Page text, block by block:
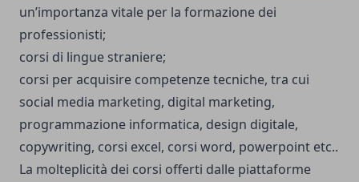
un’importanza vitale per la formazione dei
professionisti;
corsi di lingue straniere;
corsi per acquisire competenze tecniche, tra cui
social media marketing, digital marketing,
programmazione informatica, design digitale,
copywriting, corsi excel, corsi word, powerpoint etc..
La molteplicità dei corsi offerti dalle piattaforme